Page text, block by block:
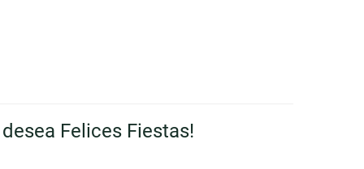
Felices Fiestas!